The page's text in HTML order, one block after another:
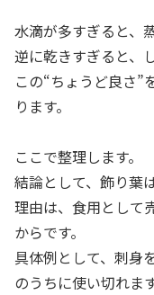
水滴が多すぎると、
逆に乾きすぎると、
この“ちょうど良さ”
ります。
ここで整理します。
結論として、飾り葉
理由は、食用として
からです。
具体例として、刺身
のうちに使い切れます